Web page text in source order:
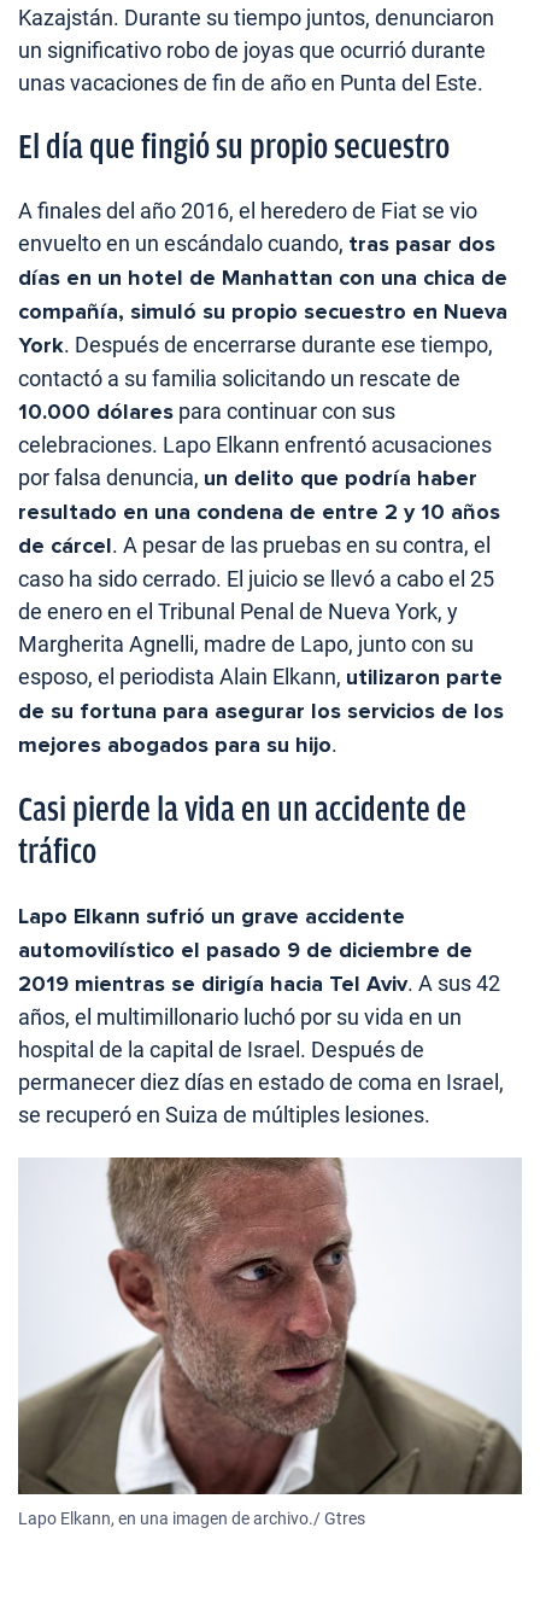
Kazajstán. Durante su tiempo juntos, denunciaron
un significativo robo de joyas que ocurrió durante
unas vacaciones de fin de año en Punta del Este.
El día que fingió su propio secuestro
A finales del año 2016, el heredero de Fiat se vio
envuelto en un escándalo cuando, tras pasar dos
días en un hotel de Manhattan con una chica de
compañía, simuló su propio secuestro en Nueva
York. Después de encerrarse durante ese tiempo,
contactó a su familia solicitando un rescate de
10.000 dólares para continuar con sus
celebraciones. Lapo Elkann enfrentó acusaciones
por falsa denuncia, un delito que podría haber
resultado en una condena de entre 2 y 10 años
de cárcel. A pesar de las pruebas en su contra, el
caso ha sido cerrado. El juicio se llevó a cabo el 25
de enero en el Tribunal Penal de Nueva York, y
Margherita Agnelli, madre de Lapo, junto con su
esposo, el periodista Alain Elkann, utilizaron parte
de su fortuna para asegurar los servicios de los
mejores abogados para su hijo.
Casi pierde la vida en un accidente de
tráfico
Lapo Elkann sufrió un grave accidente
automovilístico el pasado 9 de diciembre de
2019 mientras se dirigía hacia Tel Aviv. A sus 42
años, el multimillonario luchó por su vida en un
hospital de la capital de Israel. Después de
permanecer diez días en estado de coma en Israel,
se recuperó en Suiza de múltiples lesiones.
Lapo Elkann, en una imagen de archivo./ Gtres